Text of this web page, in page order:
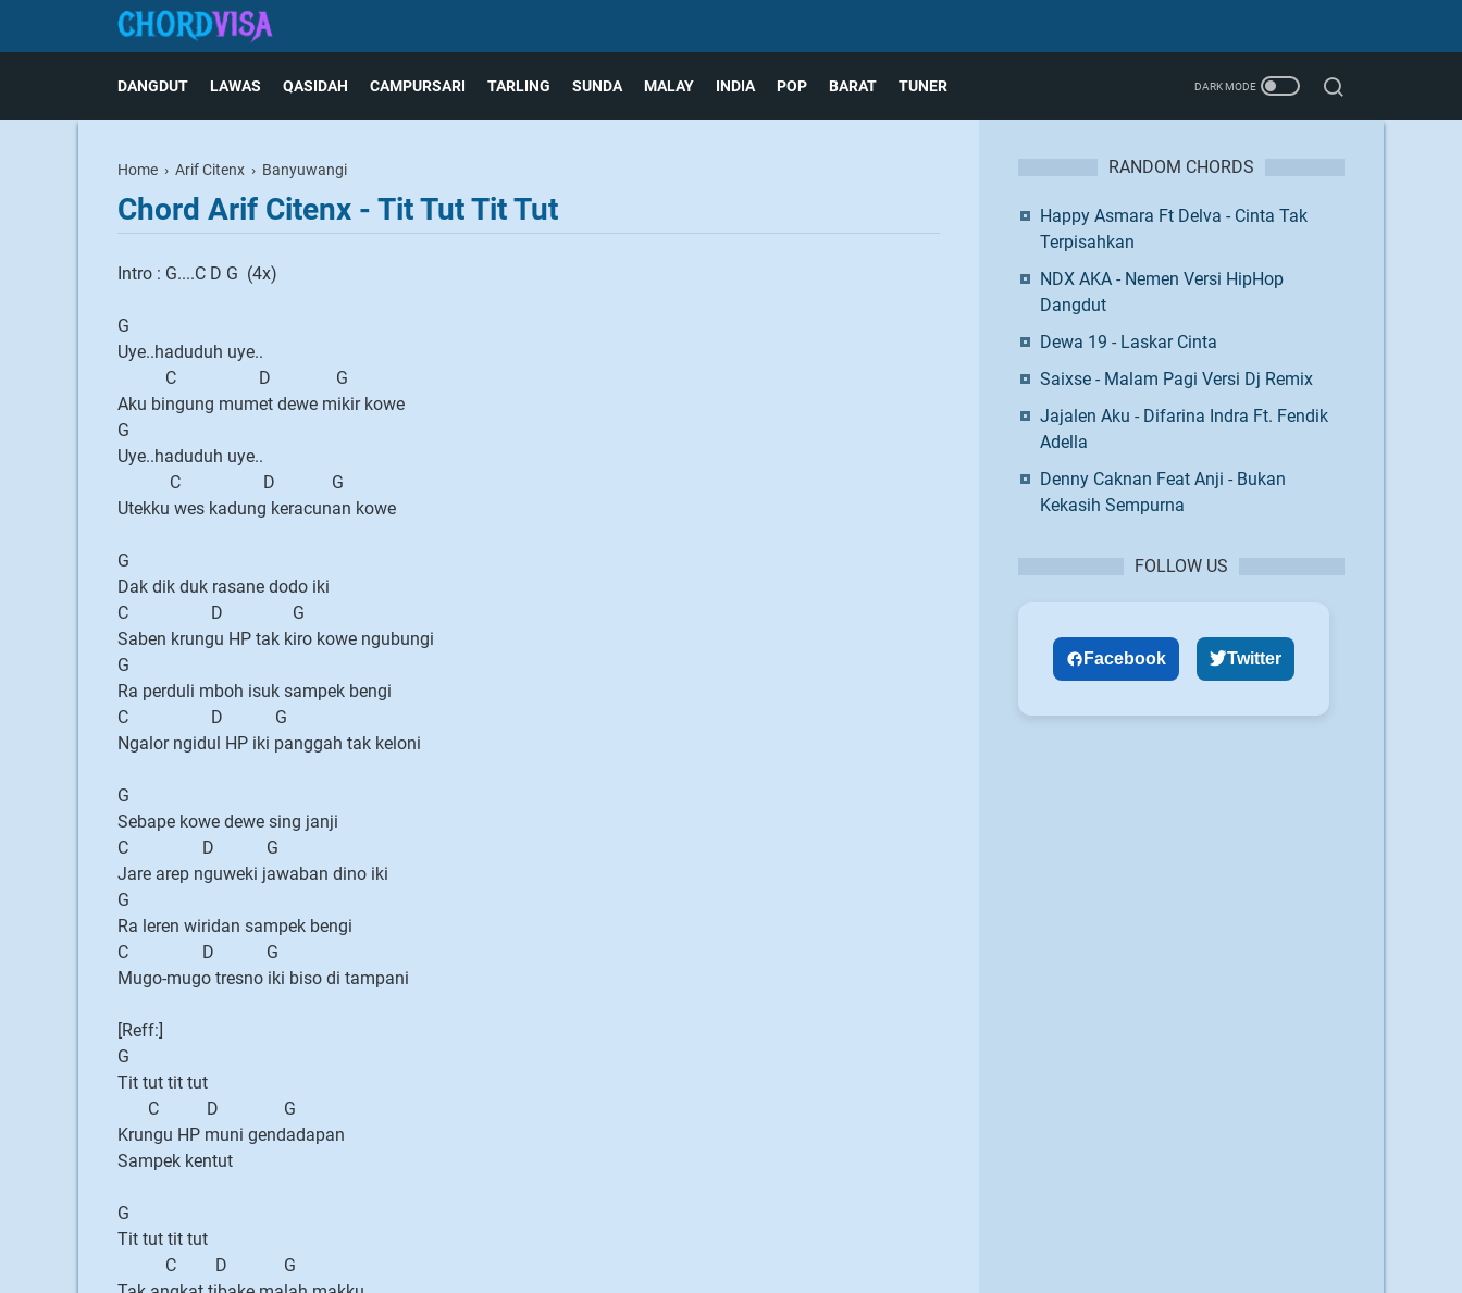
DANGDUT LAWAS QASIDAH CAMPURSARI TARLING SUNDA MALAY INDIA POP BARAT TUNER
Home › Arif Citenx › Banyuwangi
Chord Arif Citenx - Tit Tut Tit Tut
Intro : G....C D G (4x)
G
Uye..haduduh uye..
C D G
Aku bingung mumet dewe mikir kowe
G
Uye..haduduh uye..
C D G
Utekku wes kadung keracunan kowe
G
Dak dik duk rasane dodo iki
C D G
Saben krungu HP tak kiro kowe ngubungi
G
Ra perduli mboh isuk sampek bengi
C D G
Ngalor ngidul HP iki panggah tak keloni
G
Sebape kowe dewe sing janji
C D G
Jare arep nguweki jawaban dino iki
G
Ra leren wiridan sampek bengi
C D G
Mugo-mugo tresno iki biso di tampani
[Reff:]
G
Tit tut tit tut
C D G
Krungu HP muni gendadapan
Sampek kentut
G
Tit tut tit tut
C D G
RANDOM CHORDS
Happy Asmara Ft Delva - Cinta Tak
Terpisahkan
NDX AKA - Nemen Versi HipHop
Dangdut
Dewa 19 - Laskar Cinta
Saixse - Malam Pagi Versi Dj Remix
Jajalen Aku - Difarina Indra Ft. Fendik
Adella
Denny Caknan Feat Anji - Bukan
Kekasih Sempurna
FOLLOW US
Facebook Twitter